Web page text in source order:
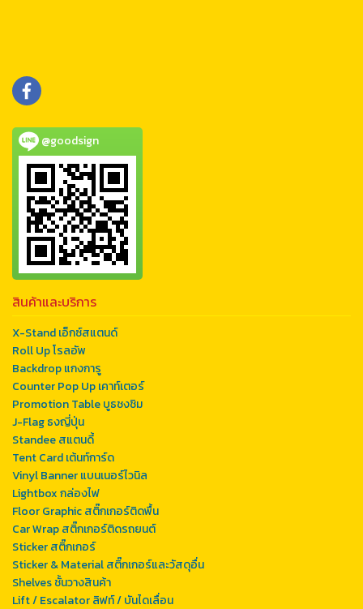
@goodsign
สินค้าและบริการ
X-Stand เอ็กซ์สแตนด์
Roll Up โรลอัพ
Backdrop แกงการู
Counter Pop Up เคาท์เตอร์
Promotion Table บูธชงชิม
J-Flag ธงญี่ปุ่น
Standee สแตนดี้
Tent Card เต้นท์การ์ด
Vinyl Banner แบนเนอร์ไวนิล
Lightbox กล่องไฟ
Floor Graphic สติ๊กเกอร์ติดพื้น
Car Wrap สติ๊กเกอร์ติดรถยนต์
Sticker สติ๊กเกอร์
Sticker & Material สติ๊กเกอร์และวัสดุอื่น
Shelves ชั้นวางสินค้า
Lift / Escalator ลิฟท์ / บันไดเลื่อน